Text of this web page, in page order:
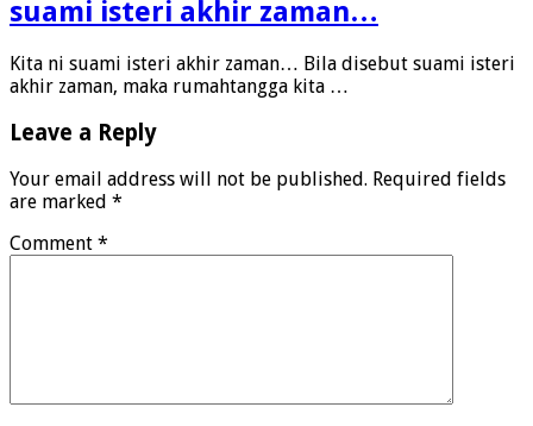
suami isteri akhir zaman…
Kita ni suami isteri akhir zaman… Bila disebut suami isteri
akhir zaman, maka rumahtangga kita …
Leave a Reply
Your email address will not be published. Required fields
are marked *
Comment *